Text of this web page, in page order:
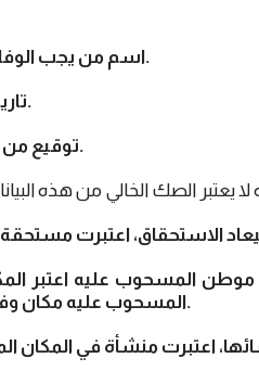
6- اسم من يجب الوفاء له أو لأمره (المستفيد).
7- تاريخ ومكان إنشاء الكمبيالة.
8- توقيع من أنشأ الكمبيالة (الساحب).
المسحوب عليه مكان وفائها وموطناً للمسحوب عليه.